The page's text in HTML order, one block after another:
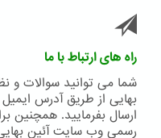
راه های ارتباط با ما
شما می توانید سوالات و
ارسال بفرمایید. همچنین
رسمی وب سایت آئین بهایی